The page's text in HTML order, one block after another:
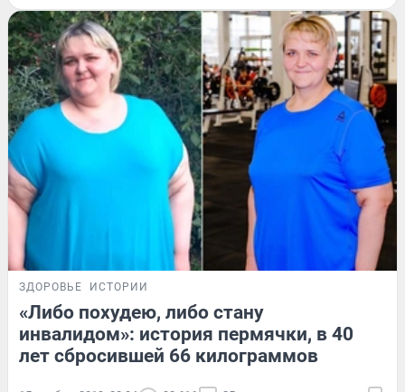
ЗДОРОВЬЕ ИСТОРИИ
«Либо похудею, либо стану
инвалидом»: история пермячки, в 40
лет сбросившей 66 килограммов